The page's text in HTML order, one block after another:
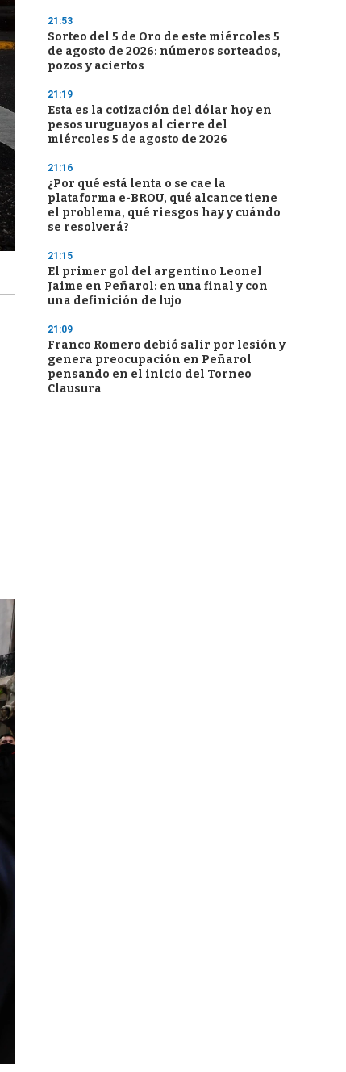
21:53
Sorteo del 5 de Oro de este miércoles 5
de agosto de 2026: números sorteados,
pozos y aciertos
21:19
Esta es la cotización del dólar hoy en
pesos uruguayos al cierre del
miércoles 5 de agosto de 2026
21:16
¿Por qué está lenta o se cae la
plataforma e-BROU, qué alcance tiene
el problema, qué riesgos hay y cuándo
se resolverá?
21:15
El primer gol del argentino Leonel
Jaime en Peñarol: en una final y con
una definición de lujo
21:09
Franco Romero debió salir por lesión y
genera preocupación en Peñarol
pensando en el inicio del Torneo
Clausura